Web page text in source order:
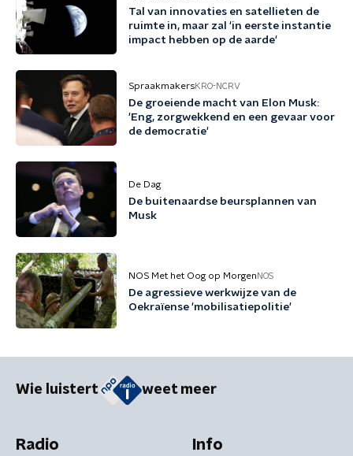
Tal van innovaties en satellieten de
ruimte in, maar zal 'in eerste instantie
impact hebben op de aarde'
SpraakmakersKRO-NCRV
De groeiende macht van Elon Musk:
'Eng, zorgwekkend en een gevaar voor
de democratie'
De Dag
De buitenaardse beursplannen van
Musk
NOS Met het Oog op Morgen NOS
De agressieve werkwijze van de
Oekraïense 'mobilisatiepolitie'
Wie luistert weet meer
Radio Info